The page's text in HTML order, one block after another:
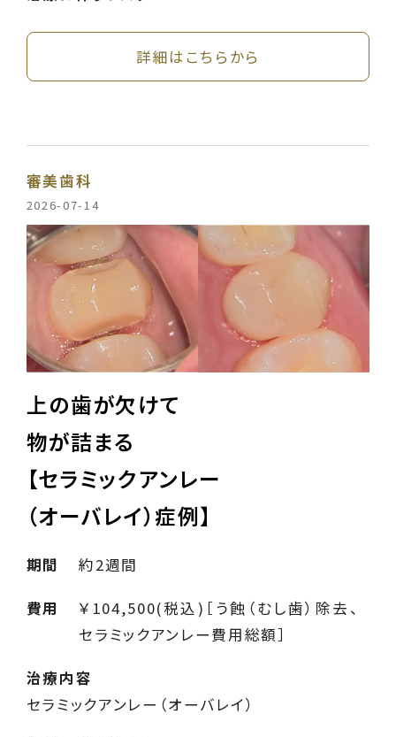
詳細はこちらから
審美歯科
2026-07-14
上の歯が欠けて
物が詰まる
【セラミックアンレー
（オーバレイ）症例】
期間 約2週間
費用
￥104,500(税込)［う蝕（むし歯）除去、
セラミックアンレー費用総額］
治療内容
セラミックアンレー（オーバレイ）